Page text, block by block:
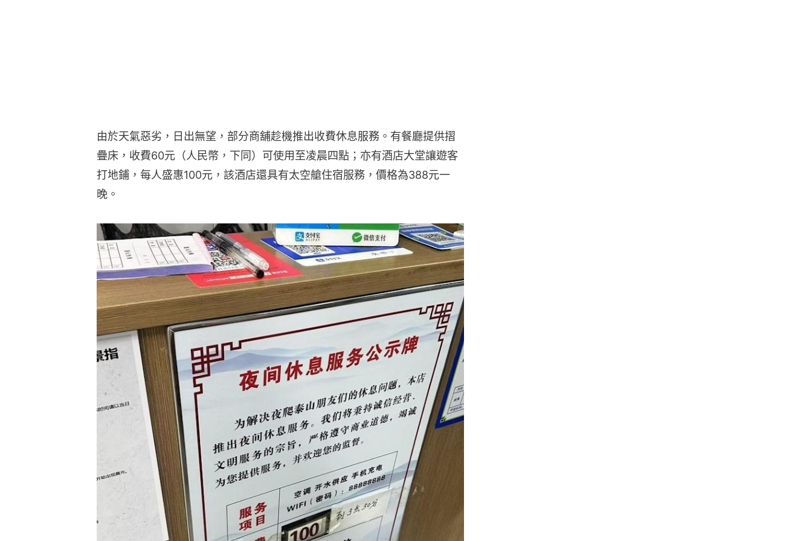
由於天氣惡劣，日出無望，部分商舖趁機推出收費休息服務。有餐廳提供摺
疊床，收費60元（人民幣，下同）可使用至凌晨四點；亦有酒店大堂讓遊客
打地鋪，每人盛惠100元，該酒店還具有太空艙住宿服務，價格為388元一
晚。